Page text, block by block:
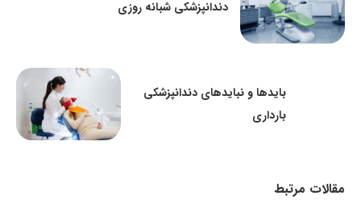
دندانپزشکی شبانه روزی
بایدها و نبایدهای دندانپزشکی
بارداری
مقالات مرتبط